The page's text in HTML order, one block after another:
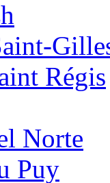
Régis
Norte
Puy